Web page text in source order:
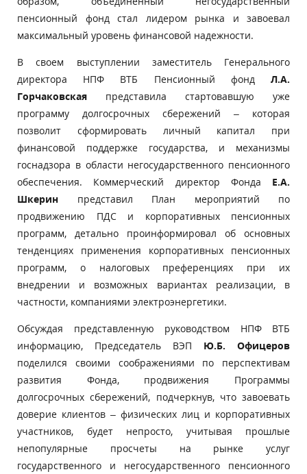
пенсионный фонд стал лидером рынка и завоевал
максимальный уровень финансовой надежности.
В своем выступлении заместитель Генерального
директора НПФ ВТБ Пенсионный фонд Л.А.
Горчаковская представила стартовавшую уже
программу долгосрочных сбережений – которая
позволит сформировать личный капитал при
финансовой поддержке государства, и механизмы
госнадзора в области негосударственного пенсионного
обеспечения. Коммерческий директор Фонда Е.А.
Шкерин представил План мероприятий по
продвижению ПДС и корпоративных пенсионных
программ, детально проинформировал об основных
тенденциях применения корпоративных пенсионных
программ, о налоговых преференциях при их
внедрении и возможных вариантах реализации, в
частности, компаниями электроэнергетики.
Обсуждая представленную руководством НПФ ВТБ
информацию, Председатель ВЭП Ю.Б. Офицеров
поделился своими соображениями по перспективам
развития Фонда, продвижения Программы
долгосрочных сбережений, подчеркнув, что завоевать
доверие клиентов – физических лиц и корпоративных
участников, будет непросто, учитывая прошлые
непопулярные просчеты на рынке услуг
государственного и негосударственного пенсионного